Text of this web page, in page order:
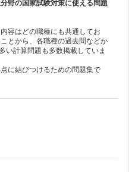
野の国家試験対策に使える問題
容はどの職種にも共通してお
とから、各職種の過去問などか
い計算問題も多数掲載していま
に結びつけるための問題集で